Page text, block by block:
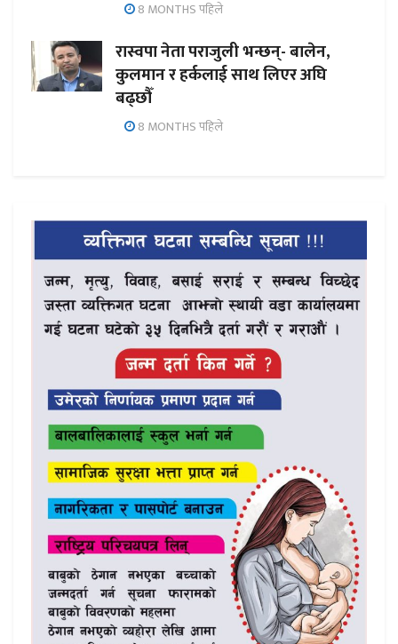
8 MONTHS पहिले
रास्वपा नेता पराजुली भन्छन्- बालेन,
कुलमान र हर्कलाई साथ लिएर अघि
बढ्छौँ
8 MONTHS पहिले